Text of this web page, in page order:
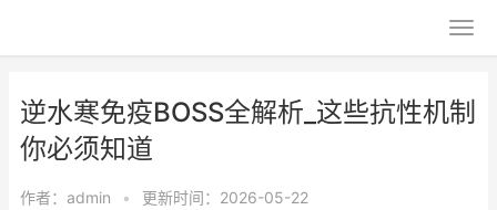
逆水寒免疫BOSS全解析_这些抗性机制
你必须知道
作者： admin • 更新时间：2026-05-22